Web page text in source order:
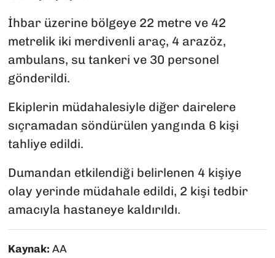
İhbar üzerine bölgeye 22 metre ve 42
metrelik iki merdivenli araç, 4 arazöz,
ambulans, su tankeri ve 30 personel
gönderildi.
Ekiplerin müdahalesiyle diğer dairelere
sıçramadan söndürülen yangında 6 kişi
tahliye edildi.
Dumandan etkilendiği belirlenen 4 kişiye
olay yerinde müdahale edildi, 2 kişi tedbir
amacıyla hastaneye kaldırıldı.
Kaynak: AA